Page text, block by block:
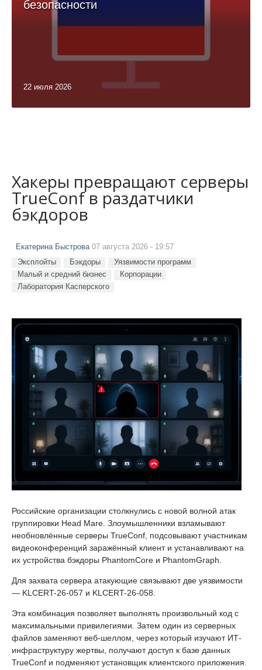
безопасности
22 июля 2026
Хакеры превращают серверы
TrueConf в раздатчики
бэкдоров
Екатерина Быстрова 07 августа 2026 - 19:57
Эксплойты Бэкдоры
Уязвимости программ
Малый и средний бизнес
Корпорации
Лаборатория Касперского
Российские организации столкнулись с новой волной атак
группировки Head Mare. Злоумышленники взламывают
необновлённые серверы TrueConf, подсовывают участникам
видеоконференций заражённый клиент и устанавливают на
их устройства бэкдоры PhantomCore и PhantomGraph.
Для захвата сервера атакующие связывают две уязвимости
— KLCERT-26-057 и KLCERT-26-058.
Эта комбинация позволяет выполнять произвольный код с
максимальными привилегиями. Затем один из серверных
файлов заменяют веб-шеллом, через который изучают ИТ-
инфраструктуру жертвы, получают доступ к базе данных
TrueConf и подменяют установщик клиентского приложения.